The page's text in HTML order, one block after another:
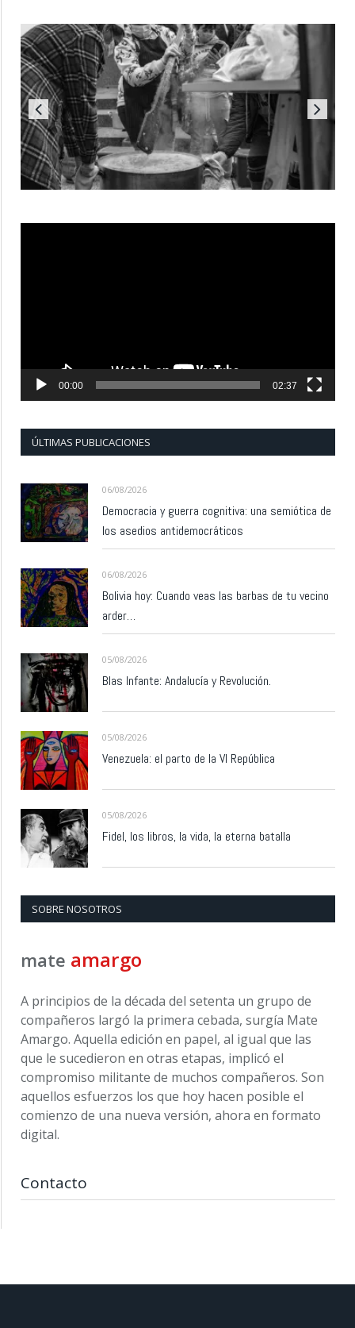
00:00 02:37
ÚLTIMAS PUBLICACIONES
06/08/2026
Democracia y guerra cognitiva: una semiótica de
los asedios antidemocráticos
06/08/2026
Bolivia hoy: Cuando veas las barbas de tu vecino
arder…
05/08/2026
Blas Infante: Andalucía y Revolución.
05/08/2026
Venezuela: el parto de la VI República
05/08/2026
Fidel, los libros, la vida, la eterna batalla
SOBRE NOSOTROS
mate amargo
A principios de la década del setenta un grupo de
compañeros largó la primera cebada, surgía Mate
Amargo. Aquella edición en papel, al igual que las
que le sucedieron en otras etapas, implicó el
compromiso militante de muchos compañeros. Son
aquellos esfuerzos los que hoy hacen posible el
comienzo de una nueva versión, ahora en formato
digital.
Contacto